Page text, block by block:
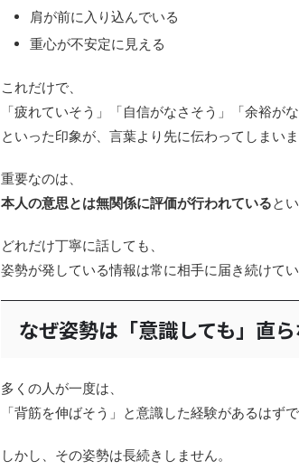
肩が前に入り込んでいる
重心が不安定に見える
これだけで、
「疲れていそう」「自信がなさそう」「余裕がな
といった印象が、言葉より先に伝わってしまいま
重要なのは、
本人の意思とは無関係に評価が行われていると
どれだけ丁寧に話しても、
姿勢が発している情報は常に相手に届き続けてい
なぜ姿勢は「意識しても」直
多くの人が一度は、
「背筋を伸ばそう」と意識した経験があるはずで
しかし、その姿勢は長続きしません。